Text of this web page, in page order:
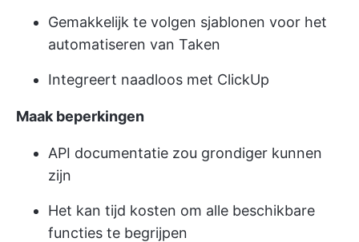
Gemakkelijk te volgen sjablonen voor het
automatiseren van Taken
Integreert naadloos met ClickUp
Maak beperkingen
API documentatie zou grondiger kunnen
zijn
Het kan tijd kosten om alle beschikbare
functies te begrijpen